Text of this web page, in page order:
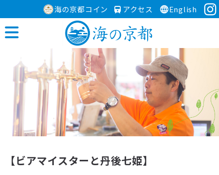
海の京都コイン アクセス English
【ビアマイスターと丹後七姫】